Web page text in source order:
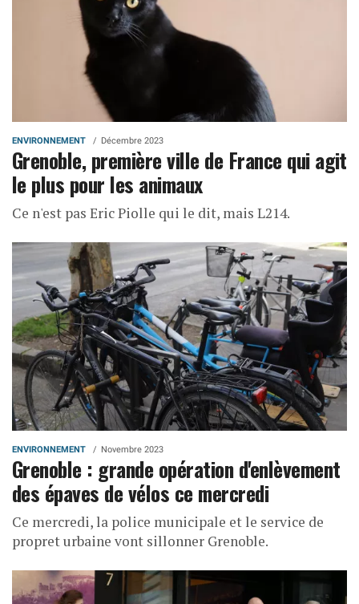
ENVIRONNEMENT Décembre 2023
Grenoble, première ville de France qui agit
le plus pour les animaux
Ce n'est pas Eric Piolle qui le dit, mais L214.
ENVIRONNEMENT Novembre 2023
Grenoble : grande opération d'enlèvement
des épaves de vélos ce mercredi
Ce mercredi, la police municipale et le service de
propret urbaine vont sillonner Grenoble.